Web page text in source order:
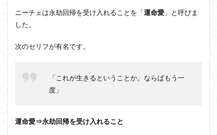
ニーチェは永劫回帰を受け入れることを「運命愛 」と呼びま
した。
次のセリフが有名です。
「これが生きるということか。ならばもう一
度 」
運命愛⇒永劫回帰を受け入れること